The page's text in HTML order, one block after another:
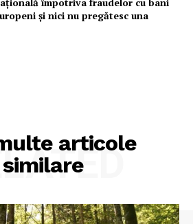
și nici nu pregătesc una
articole
similare